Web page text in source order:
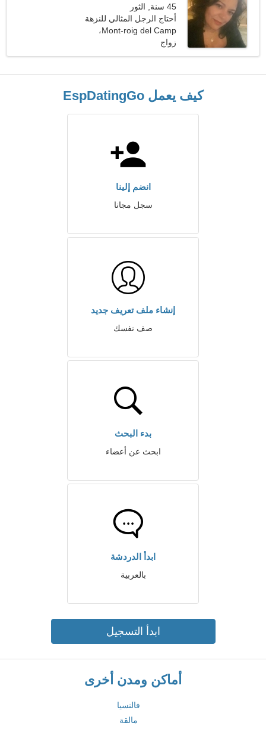
45 سنة, الثور
أحتاج الرجل المثالي للنزهة
معا
Mont-roig del Camp،
إسبانيا
زواج
كيف يعمل EspDatingGo
انضم إلينا
سجل مجانا
إنشاء ملف تعريف جديد
صف نفسك
بدء البحث
ابحث عن أعضاء
ابدأ الدردشة
بالعربية
ابدأ التسجيل
أماكن ومدن أخرى
فالنسيا
مالقة